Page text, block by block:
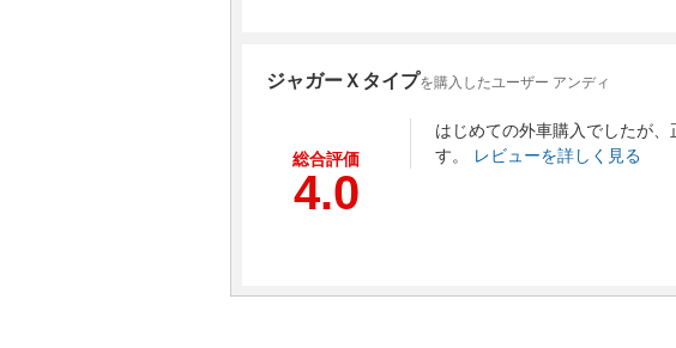
ジャガーＸタイプを購入したユーザー アンディ
総合評価
4.0
はじめての外車購入でしたが
す。
レビューを詳しく見る